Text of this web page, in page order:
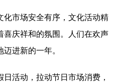
市场安全有序，文化活动精
庆祥和的氛围。人们在欢声
进新的一年。
活动，拉动节日市场消费，